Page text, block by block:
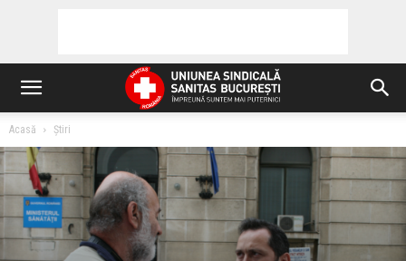
Acasă Știri